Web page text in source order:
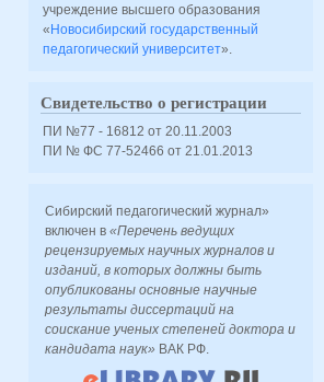
учреждение высшего образования
«Новосибирский государственный
педагогический университет».
Свидетельство о регистрации
ПИ №77 - 16812 от 20.11.2003
ПИ № ФС 77-52466 от 21.01.2013
Сибирский педагогический журнал»
включен в«Перечень ведущих
рецензируемых научных журналов и
изданий, в которых должны быть
опубликованы основные научные
результаты диссертаций на
соискание ученых степеней доктора и
кандидата наук» ВАК РФ.